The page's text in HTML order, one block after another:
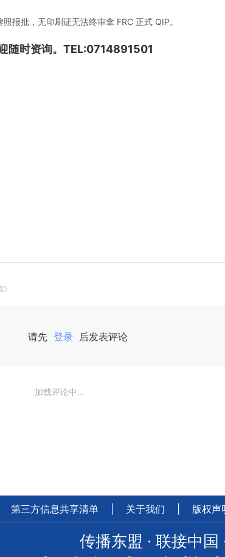
报批，无印刷证无法终审拿 FRC 正式 QIP。
随时资询。TEL:0714891501
请先 登录 后发表评论
加载评论中...
第三方信息共享清单 关于我们 版权声
传播东盟 · 联接中国